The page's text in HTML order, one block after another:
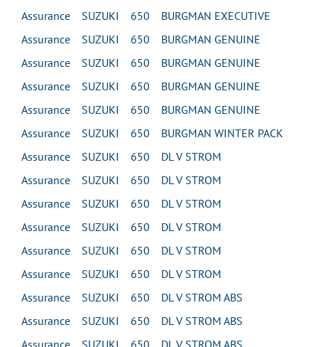
Assurance SUZUKI 650 BURGMAN EXECUTIVE
Assurance SUZUKI 650 BURGMAN GENUINE
Assurance SUZUKI 650 BURGMAN GENUINE
Assurance SUZUKI 650 BURGMAN GENUINE
Assurance SUZUKI 650 BURGMAN GENUINE
Assurance SUZUKI 650 BURGMAN WINTER PACK
Assurance SUZUKI 650 DL V STROM
Assurance SUZUKI 650 DL V STROM
Assurance SUZUKI 650 DL V STROM
Assurance SUZUKI 650 DL V STROM
Assurance SUZUKI 650 DL V STROM
Assurance SUZUKI 650 DL V STROM
Assurance SUZUKI 650 DL V STROM ABS
Assurance SUZUKI 650 DL V STROM ABS
Assurance SUZUKI 650 DL V STROM ABS